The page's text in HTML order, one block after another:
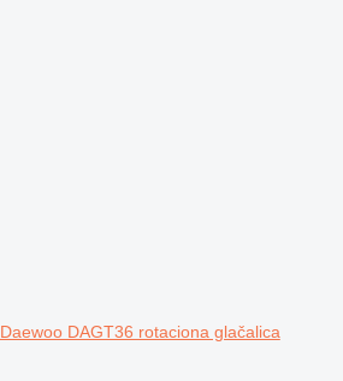
Daewoo DAGT36 rotaciona glačalica